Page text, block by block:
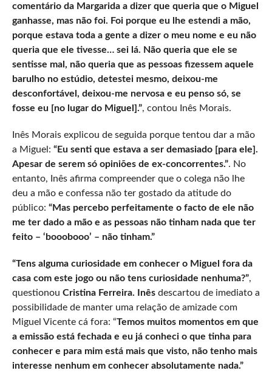
comentário da Margarida a dizer que queria que o Miguel
ganhasse, mas não foi. Foi porque eu lhe estendi a mão,
porque estava toda a gente a dizer o meu nome e eu não
queria que ele tivesse… sei lá. Não queria que ele se
sentisse mal, não queria que as pessoas fizessem aquele
barulho no estúdio, detestei mesmo, deixou-me
desconfortável, deixou-me nervosa e eu penso só, se
fosse eu [no lugar do Miguel].”, contou Inês Morais.
Inês Morais explicou de seguida porque tentou dar a mão
a Miguel: “Eu senti que estava a ser demasiado [para ele].
Apesar de serem só opiniões de ex-concorrentes.”. No
entanto, Inês afirma compreender que o colega não lhe
deu a mão e confessa não ter gostado da atitude do
público: “Mas percebo perfeitamente o facto de ele não
me ter dado a mão e as pessoas não tinham nada que ter
feito – ‘booobooo’ – não tinham.”
“Tens alguma curiosidade em conhecer o Miguel fora da
casa com este jogo ou não tens curiosidade nenhuma?”,
questionou Cristina Ferreira. Inêsdescartou de imediato a
possibilidade de manter uma relação de amizade com
Miguel Vicente cá fora: “Temos muitos momentos em que
a emissão está fechada e eu já conheci o que tinha para
conhecer e para mim está mais que visto, não tenho mais
interesse nenhum em conhecer absolutamente nada.”